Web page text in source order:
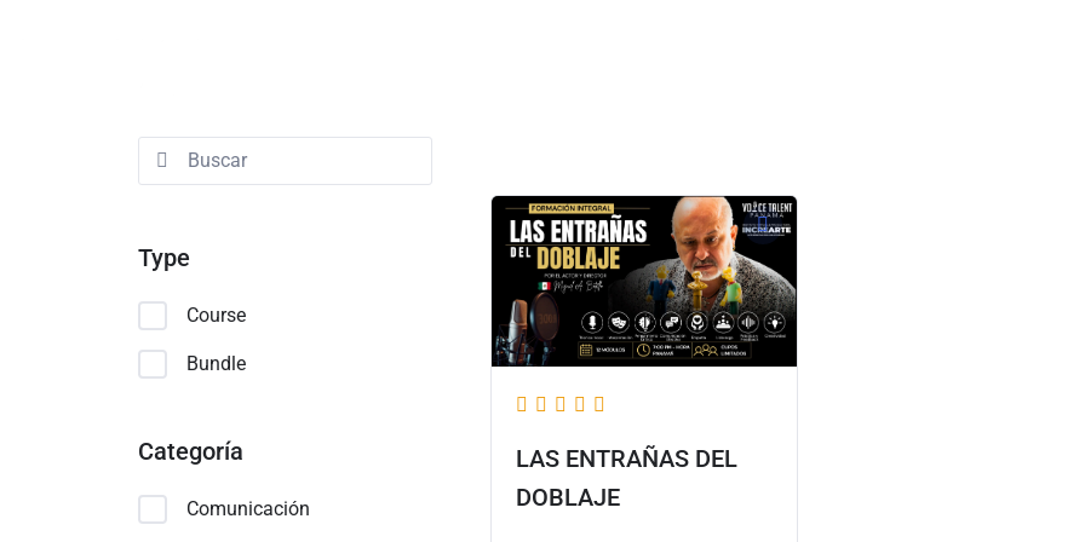
Type
Course
Bundle
Categoría
Comunicación
LAS ENTRAÑAS DEL
DOBLAJE